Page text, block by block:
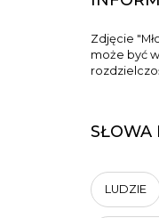
Zdjęcie
może być
SŁOWA
LUDZIE